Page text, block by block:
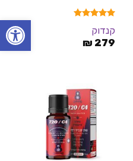
פתח
מתוך 5
קנדוק
279
₪